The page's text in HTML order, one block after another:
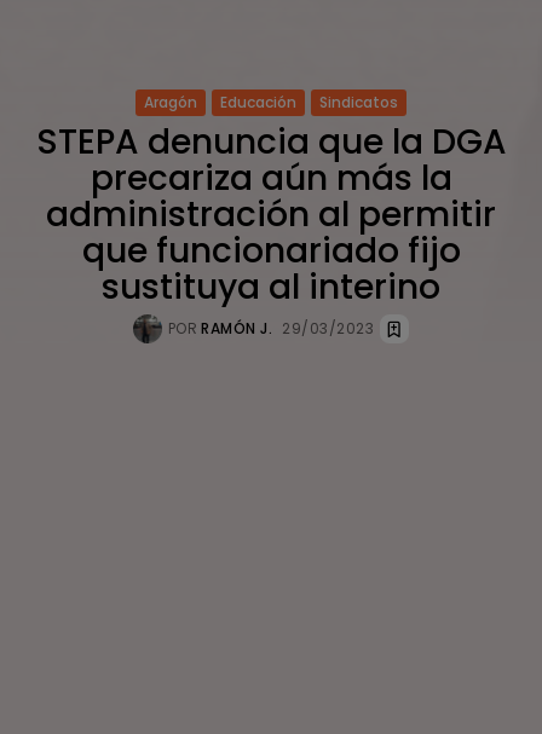
Aragón Educación Sindicatos
STEPA denuncia que la DGA
precariza aún más la
administración al permitir
que funcionariado fijo
sustituya al interino
POR RAMÓN J. 29/03/2023